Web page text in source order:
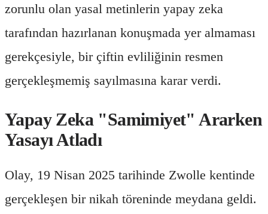
zorunlu olan yasal metinlerin yapay zeka
tarafından hazırlanan konuşmada yer almaması
gerekçesiyle, bir çiftin evliliğinin resmen
gerçekleşmemiş sayılmasına karar verdi.
Yapay Zeka "Samimiyet" Ararken
Yasayı Atladı
Olay, 19 Nisan 2025 tarihinde Zwolle kentinde
gerçekleşen bir nikah töreninde meydana geldi.